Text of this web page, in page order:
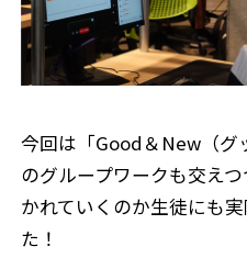
今回は「Good＆New（グ
のグループワークも交え
かれていくのか生徒にも
た！